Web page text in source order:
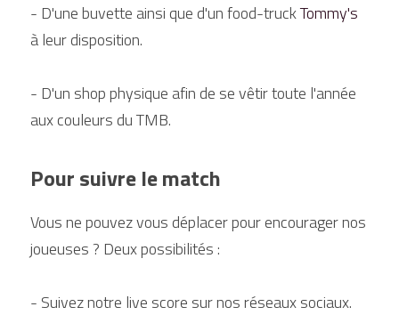
- D'une buvette ainsi que d'un food-truck Tommy's
à leur disposition.
- D'un shop physique afin de se vêtir toute l'année
aux couleurs du TMB.
Pour suivre le match
Vous ne pouvez vous déplacer pour encourager nos
joueuses ? Deux possibilités :
- Suivez notre live score sur nos réseaux sociaux.